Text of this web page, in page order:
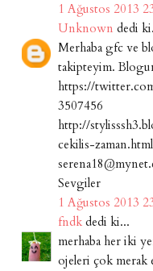
1 Ağustos 2013
Unknown dedi
Merhaba gfc ve
takipteyim.
https://
3507456
http://
cekilis-zaman.html
Sevgiler
1 Ağustos 2013
fndkdedi ki...
merhaba her iki
ojeleri çok